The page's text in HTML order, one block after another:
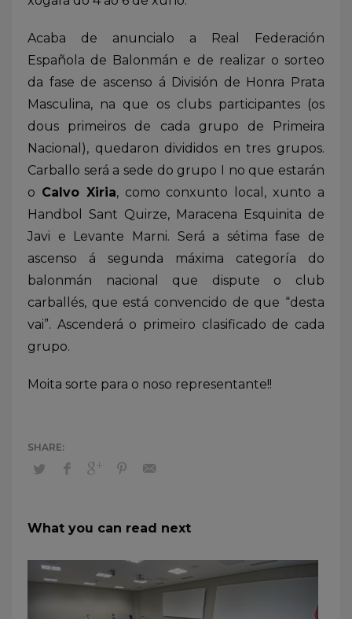
Acaba de anuncialo a Real Federación
Española de Balonmán e de realizar o sorteo
da fase de ascenso á División de Honra Prata
Masculina, na que os clubs participantes (os
dous primeiros de cada grupo de Primeira
Nacional), quedaron divididos en tres grupos.
Carballo será a sede do grupo I no que estarán
o Calvo Xiria, como conxunto local, xunto a
Handbol Sant Quirze, Maracena Esquinita de
Javi e Levante Marni. Será a sétima fase de
ascenso á segunda máxima categoría do
balonmán nacional que dispute o club
carballés, que está convencido de que “desta
vai”. Ascenderá o primeiro clasificado de cada
grupo.
Moita sorte para o noso representante!!
What you can read next